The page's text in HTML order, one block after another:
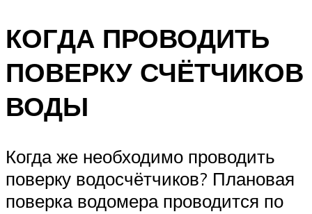
КОГДА ПРОВОДИТЬ
ПОВЕРКУ СЧЁТЧИКОВ
ВОДЫ
Когда же необходимо проводить
поверку водосчётчиков? Плановая
поверка водомера проводится по